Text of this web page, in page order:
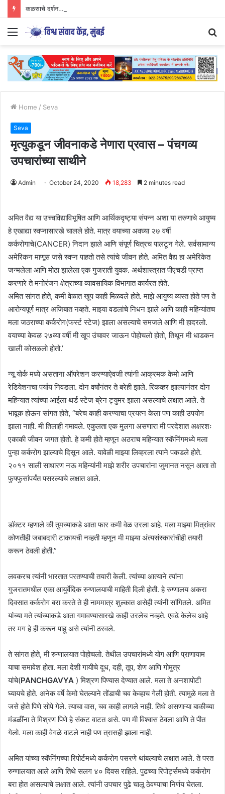
कळसाचे दर्शन…
Menu
Home / Seva
Seva
मृत्युकडून जीवनाकडे नेणारा प्रवास – पंचगव्य
उपचारांच्या साथीने
Admin October 24, 2020 18,283 2 minutes read
अमित वैद्य या उच्चविद्याविभूषित आणि आर्थिकदृष्ट्या संपन्न अशा या तरुणाचे आयुष्य
हे एखाद्या स्वप्नासारखे चालले होते. मात्र वयाच्या अवघ्या २७ वर्षी
कर्करोगाचे(CANCER) निदान झाले आणि संपूर्ण चित्रच पालटून गेले. सर्वसामान्य
अमेरिकन माणूस जसे स्वप्न पाहतो तसे त्यांचे जीवन होते. अमित वैद्य हा अमेरिकेत
जन्मलेला आणि मोठा झालेला एक गुजराती युवक. अर्थशास्त्रात पीएचडी प्राप्त
करणारे ते मनोरंजन क्षेत्राच्या व्यावसायिक विभागात कार्यरत होते.
अमित सांगत होते, कमी वेळात खूप काही मिळवले होते. माझे आयुष्य व्यस्त होते पण ते
आरोग्यपूर्ण मात्र अजिबात नव्हते. माझ्या वडलांचे निधन झाले आणि काही महिन्यांतच
मला जठराच्या कर्करोग(फर्स्ट स्टेज) झाला असल्याचे समजले आणि मी हादरलो.
वयाच्या केवळ २७व्या वर्षी मी खूप उंचावर जाऊन पोहोचलो होतो, तिथून मी धाडकन
खाली कोसळलो होतो.’
न्यू योर्क मध्ये असताना ऑपरेशन करण्याऐवजी त्यांनी आक्रमक केमो आणि
रेडियेशनचा पर्याय निवडला. दोन वर्षांनंतर ते बरेही झाले. रिकव्हर झाल्यानंतर दोन
महिन्यात त्यांच्या आईला थर्ड स्टेज ब्रेन ट्युमर झाला असल्याचे लक्षात आले. ते
भावूक होऊन सांगत होते, “बरेच काही करण्याचा प्रयत्न केला पण काही उपयोग
झाला नाही. मी तिलाही गमावले. एकुलता एक मुलगा असणारा मी परदेशात अक्षरशः
एकाकी जीवन जगत होतो. हे कमी होते म्हणून अठराच महिन्यात स्कॅनिंगमध्ये मला
पुन्हा कर्करोग झाल्याचे दिसून आले. यावेळी माझ्या लिव्हरला त्याने पकडले होते.
२०११ साली साधारण नऊ महिन्यांनी माझे शरीर उपचारांना जुमानत नसून आता तो
फुफ्फुसांपर्यंत पसरल्याचे लक्षात आले.
डॉक्टर म्हणाले की तुमच्याकडे आता फार कमी वेळ उरला आहे. मला माझ्या मित्रांवर
कोणतीही जबाबदारी टाकायची नव्हती म्हणून मी माझ्या अंत्यसंस्कारांचीही तयारी
करून ठेवली होती.”
लवकरच त्यांनी भारतात परतण्याची तयारी केली. त्यांच्या आत्याने त्यांना
गुजरातमधील एका आयुर्वेदिक रुग्णालयाची माहिती दिली होती. हे रुग्णालय अकरा
दिवसात कर्करोग बरा करते ते ही नाममात्र शुल्कात असेही त्यांनी सांगितले. अमित
यांच्या मते त्यांच्याकडे आता गमावण्यासारखे काही उरलेच नव्हते. एवढे केलेच आहे
तर मग हे ही करून पाहू असे त्यांनी ठरवले.
ते सांगत होते, मी रुग्णालयात पोहोचलो. तेथील उपचारांमध्ये योग आणि प्राणायाम
याचा समावेश होता. मला देशी गायीचे दूध, दही, तूप, शेण आणि गोमुत्र
यांचे(PANCHGAVYA ) मिश्रण पिण्यास देण्यात आले. मला ते अनशापोटी
घ्यायचे होते. अनेक वर्षे केमो घेतल्याने तोंडाची चव केव्हाच गेली होती. त्यामुळे मला ते
जसे होते पिणे सोपे गेले. त्याचा वास, चव काही लागले नाही. तिथे असणाऱ्या बाकीच्या
मंडळींना ते मिश्रण पिणे हे संकट वाटत असे. पण मी विश्वास ठेवला आणि ते पीत
गेलो. मला काही वेगळे वाटले नाही पण त्रासही झाला नाही.
अमित यांच्या स्कॅनिंगच्या रिपोर्टमध्ये कर्करोग पसरणे थांबल्याचे लक्षात आले. ते परत
रुग्णालयात आले आणि तिथे सलग ४० दिवस राहिले. पुढच्या रिपोर्ट्समध्ये कर्करोग
बरा होत असल्याचे लक्षात आले. त्यांनी उपचार पुढे चालू ठेवण्याचा निर्णय घेतला.